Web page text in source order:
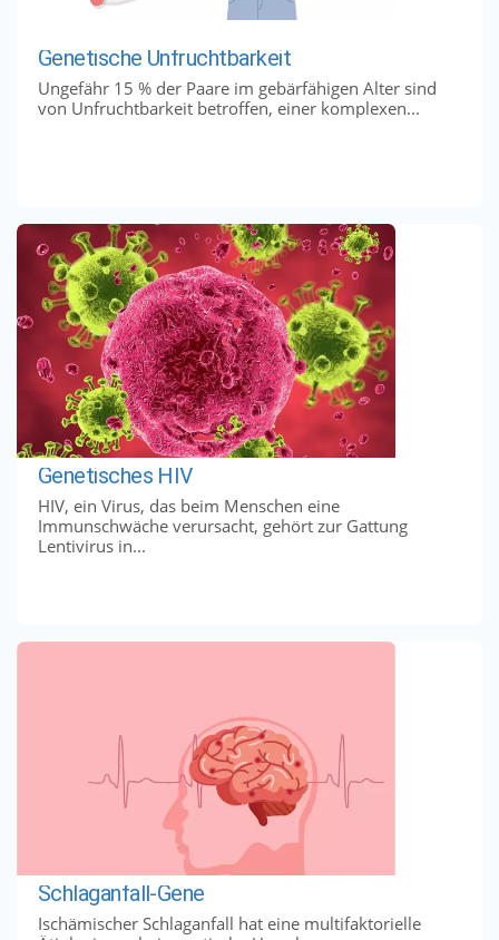
Genetische Unfruchtbarkeit
Ungefähr 15 % der Paare im gebärfähigen Alter sind
von Unfruchtbarkeit betroffen, einer komplexen...
Genetisches HIV
HIV, ein Virus, das beim Menschen eine
Immunschwäche verursacht, gehört zur Gattung
Lentivirus in...
Schlaganfall-Gene
Ischämischer Schlaganfall hat eine multifaktorielle